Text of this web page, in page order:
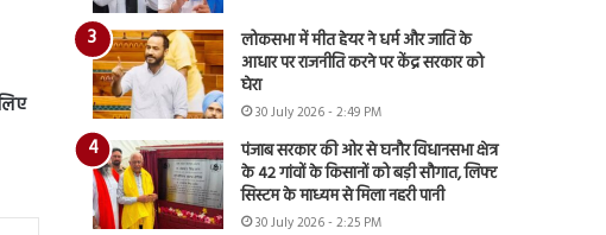
लोकसभा में मीत हेयर ने धर्म और जाति के
आधार पर राजनीति करने पर केंद्र सरकार को
घेरा
30 July 2026 - 2:49 PM
पंजाब सरकार की ओर से घनौर विधानसभा क्षेत्र
के 42 गांवों के किसानों को बड़ी सौगात, लिफ्ट
सिस्टम के माध्यम से मिला नहरी पानी
30 July 2026 - 2:25 PM